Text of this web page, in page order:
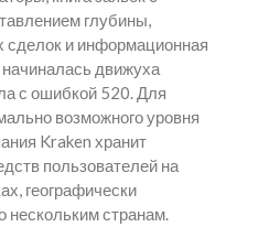
глубины,
сделок и информационная
начиналась движуха
с ошибкой 520. Для
возможного уровня
Kraken хранит
пользователей на
географически
нескольким странам.